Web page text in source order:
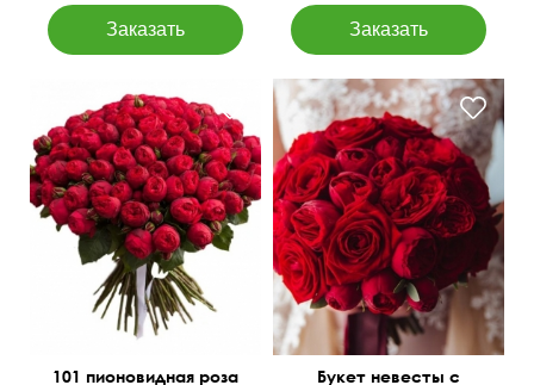
Доставка букета
бесплатно
50 см
60 см
101 пионовидная роза
Одиночные и кустовые
пионовидные розы.
Букет невесты с